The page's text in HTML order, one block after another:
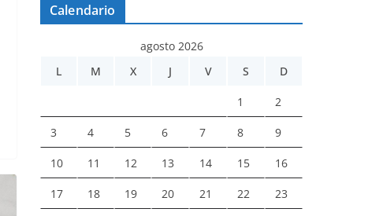
Calendario
agosto 2026
L
M X J V S D
1 2
3 4 5 6 7 8 9
10 11 12 13 14 15 16
17 18 19 20 21 22 23